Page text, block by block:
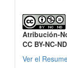
Atribución-
CC BY-NC-ND
Ver el